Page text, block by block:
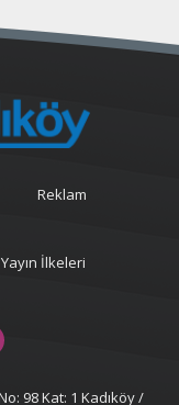
Reklam
Yayın İlkeleri
98 Kat: 1 Kadıköy /